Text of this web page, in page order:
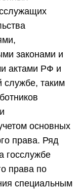
законами и
актами РФ и
службе, таким
основных
права. Ряд
госслужбе
права по
специальным